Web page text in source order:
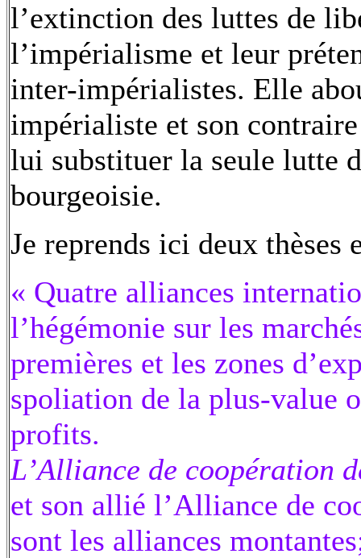
l’extinction des luttes de
l’impérialisme et leur
inter-impérialistes. Elle
impérialiste et son
lui substituer la seule lutte
bourgeoisie.
Je reprends ici deux thèses
« Quatre alliances
l’hégémonie sur les
premières et les zones
spoliation de la plus-value
profits.
L’Alliance de coopération
et son allié l’Alliance de
sont les alliances